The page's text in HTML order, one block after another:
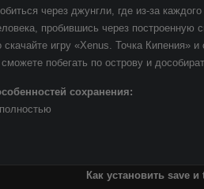
через джунгли, где из-за
пробившись через построенную
игру «Xenus. Точка Кипения»
побегать по острову и
сохранения:
Как установить save